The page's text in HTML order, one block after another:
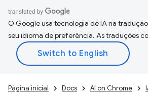
O Google usa tecnologia de IA na
seu idioma de preferência. As traduções
Página inicial Docs AI on Chrome